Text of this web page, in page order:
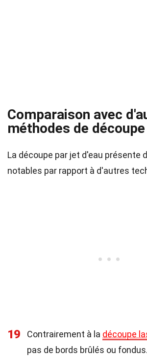
Comparaison avec
méthodes de découpe
La découpe par jet d'eau présente
notables par rapport à d'autres
19 Contrairement à la découpe
pas de bords brûlés ou fondus.